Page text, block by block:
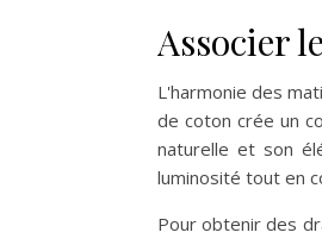
Associer
L'harmonie des
de coton crée un
naturelle et son
luminosité tout en
Pour obtenir des